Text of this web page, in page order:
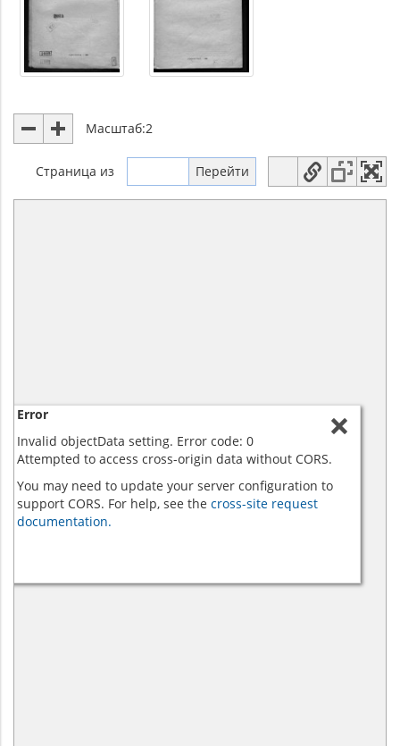
Масштаб:2
Страница из
Error
Invalid objectData setting. Error code: 0
Attempted to access cross-origin data without CORS.
You may need to update your server configuration to
support CORS. For help, see the cross-site request
documentation.